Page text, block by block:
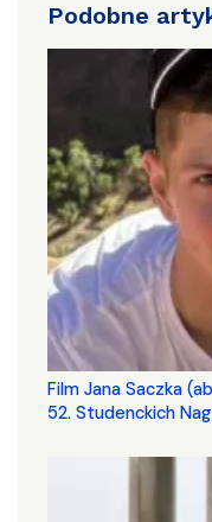
Podobne
Film Jana Saczka
52. Studenckich